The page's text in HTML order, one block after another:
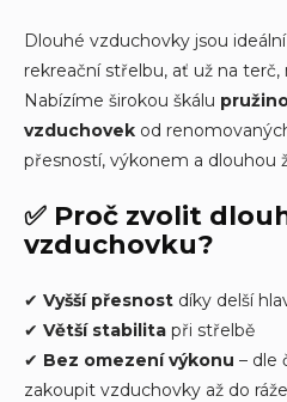
Dlouhé vzduchovky jsou
rekreační střelbu, ať už na terč,
Nabízíme širokou škálu
vzduchovek od
přesností, výkonem a dlouhou
✅ Proč zvolit
vzduchovku?
✔ Vyšší přesnost díky delší
✔ Větší stabilita při střelbě
✔ Bez omezení výkonu – dle
zakoupit vzduchovky až do ráže